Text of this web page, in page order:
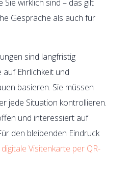
Sie wirklich sind – das gilt
Gespräche als auch für
sind langfristig
Ehrlichkeit und
basieren. Sie müssen
jede Situation kontrollieren.
und interessiert auf
den bleibenden Eindruck
digitale Visitenkarte per QR-